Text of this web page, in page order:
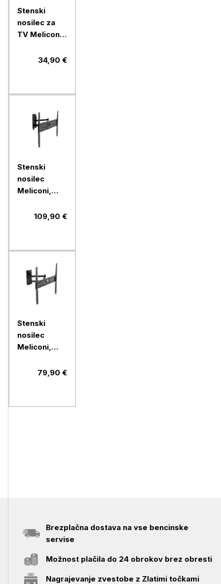
Stenski
nosilec za
TV Meliconi,
FTR400 CG
34,90 €
Stenski
nosilec
Meliconi,
FDRP600,
109,90 €
Stenski
nosilec
Meliconi,
FDR400,79,90 €
Brezplačna dostava na vse bencinske
servise
Možnost plačila do 24 obrokov brez obresti
Nagrajevanje zvestobe z Zlatimi točkami